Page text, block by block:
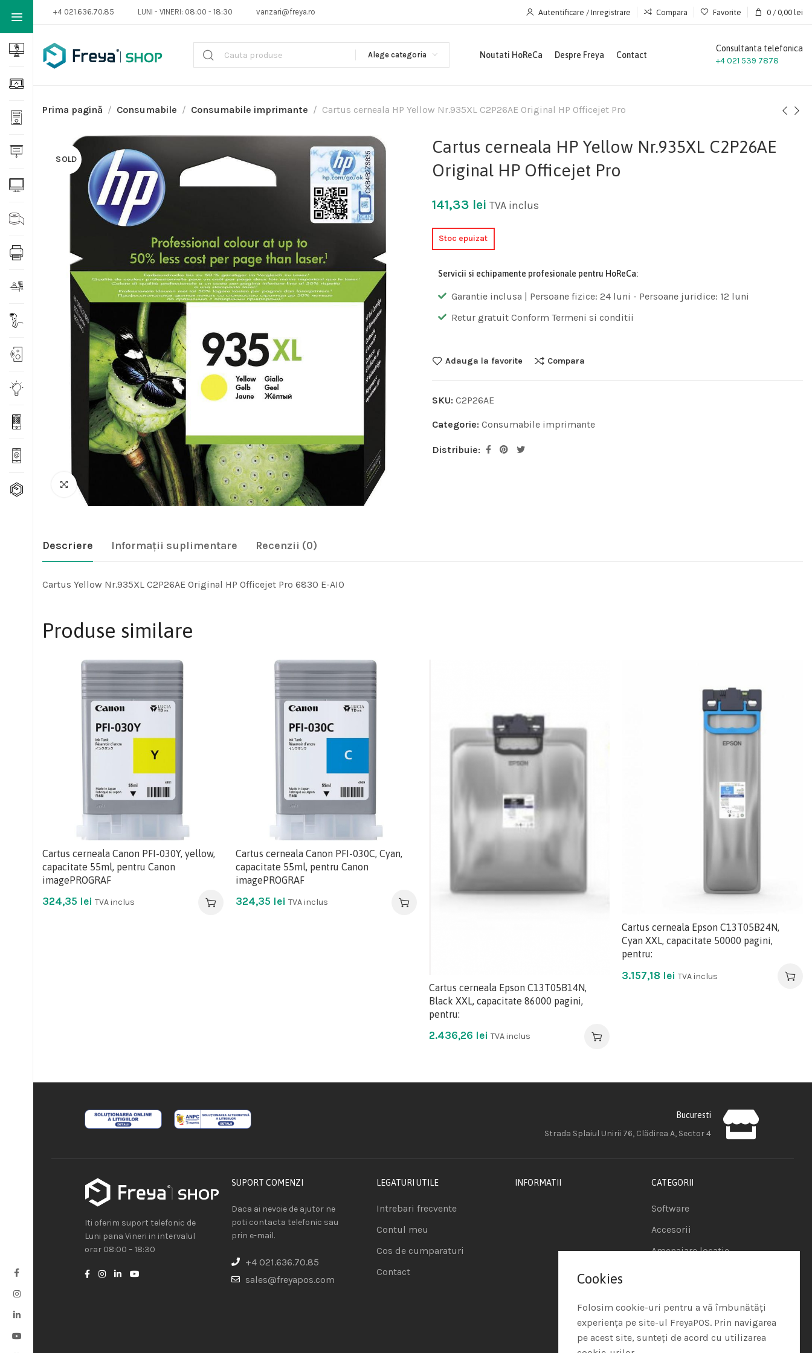
+4 021.636.70.85 LUNI - VINERI: 08:00 - 18:30 vanzari@freya.ro Autentificare / Inregistrare Compara Favorite 0 / 0,00 lei
Alege categoria Noutati HoReCa Despre Freya Contact
Consultanta telefonica
+4 021 539 7878
Prima pagină Consumabile Consumabile imprimante Cartus cerneala HP Yellow Nr.935XL C2P26AE Original HP Officejet Pro
SOLD
Cartus cerneala HP Yellow Nr.935XL C2P26AE
Original HP Officejet Pro
141,33 lei TVA inclus
Stoc epuizat
Servicii si echipamente profesionale pentru HoReCa:
Garantie inclusa | Persoane fizice: 24 luni - Persoane juridice: 12 luni
Retur gratuit Conform Termeni si conditii
Adauga la favorite Compara
SKU: C2P26AE
Categorie: Consumabile imprimante
Distribuie:
Descriere Informații suplimentare Recenzii (0)
Cartus Yellow Nr.935XL C2P26AE Original HP Officejet Pro 6830 E-AIO
Produse similare
Cartus cerneala Canon PFI-030Y, yellow,
capacitate 55ml, pentru Canon
imagePROGRAF
324,35 lei TVA inclus
Cartus cerneala Canon PFI-030C, Cyan,
capacitate 55ml, pentru Canon
imagePROGRAF
324,35 lei TVA inclus
Cartus cerneala Epson C13T05B14N,
Black XXL, capacitate 86000 pagini,
pentru:
2.436,26 lei TVA inclus
Cartus cerneala Epson C13T05B24N,
Cyan XXL, capacitate 50000 pagini,
pentru:
3.157,18 lei TVA inclus
Bucuresti
Strada Splaiul Unirii 76, Clădirea A, Sector 4
Iti oferim suport telefonic de
Luni pana Vineri in intervalul
orar 08:00 – 18:30
SUPORT COMENZI
Daca ai nevoie de ajutor ne
poti contacta telefonic sau
prin e-mail.
+4 021.636.70.85
sales@freyapos.com
LEGATURI UTILE
Intrebari frecvente
Contul meu
Cos de cumparaturi
Contact
INFORMATII CATEGORII
Software
Accesorii
Amenajare locatie
Politica de Cookie
Protectia Datelor cu
Cookies
Folosim cookie-uri pentru a vă îmbunătăți
experiența pe site-ul FreyaPOS. Prin navigarea
pe acest site, sunteți de acord cu utilizarea